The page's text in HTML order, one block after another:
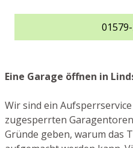
Eine Garage öffnen in
Wir sind ein
zugesperrten
Gründe geben, warum das